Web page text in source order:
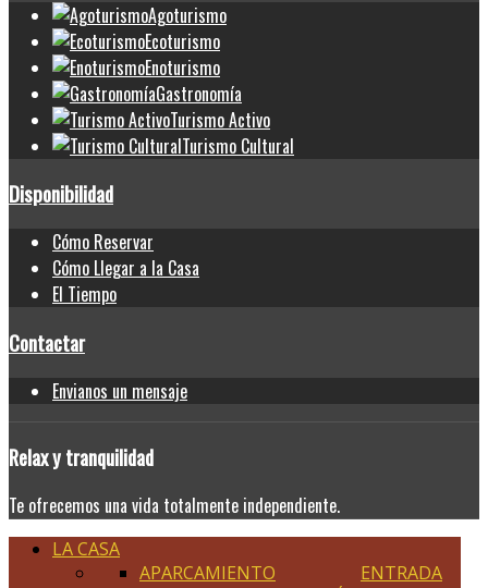
Agoturismo
Ecoturismo
Enoturismo
Gastronomía
Turismo Activo
Turismo Cultural
Disponibilidad
Cómo Reservar
Cómo Llegar a la Casa
El Tiempo
Contactar
Envianos un mensaje
Relaxy tranquilidad
Te ofrecemos una vida totalmente independiente.
LA CASA
ENTRADA
APARCAMIENTO